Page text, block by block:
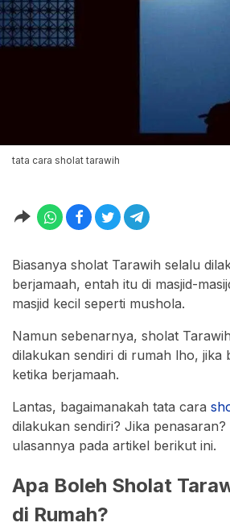
tata cara sholat tarawih
Biasanya sholat Tarawih selalu
berjamaah, entah itu di masjid-
masjid kecil seperti mushola.
Namun sebenarnya, sholat
dilakukan sendiri di rumah lho, jika
ketika berjamaah.
Lantas, bagaimanakah tata cara
dilakukan sendiri? Jika penasaran?
ulasannya pada artikel berikut ini.
Apa Boleh Sholat
di Rumah?